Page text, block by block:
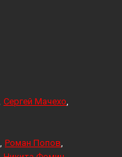
Сергей Мачехо
Роман Попов